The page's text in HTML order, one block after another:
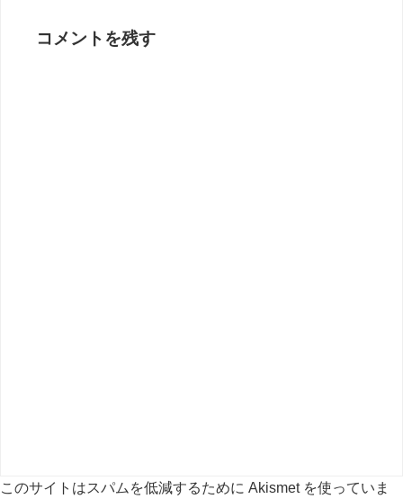
コメントを残す
このサイトはスパムを低減するために Akismet を使っていま